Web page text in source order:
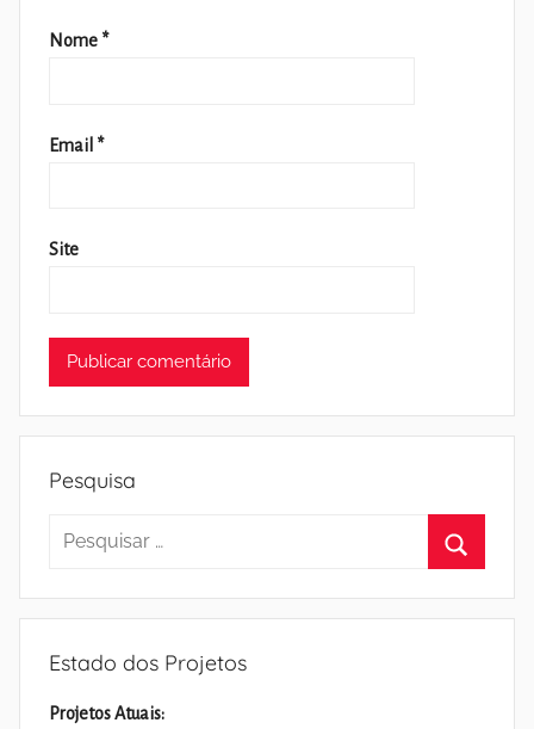
Nome *
Email *
Site
Pesquisa
Pesquisar
Estado dos Projetos
Projetos Atuais: